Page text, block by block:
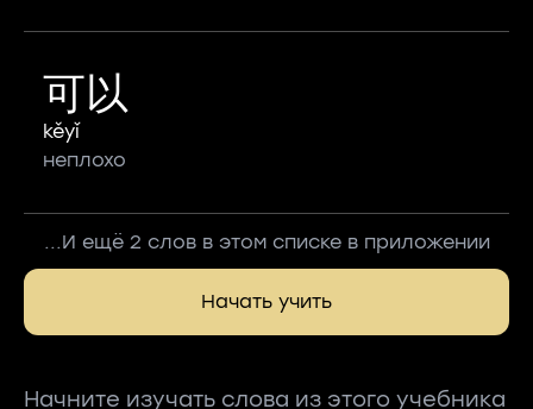
可以
kěyǐ
неплохо
...И ещё 2 слов в этом списке в приложении
Начать учить
Начните изучать слова из этого учебника